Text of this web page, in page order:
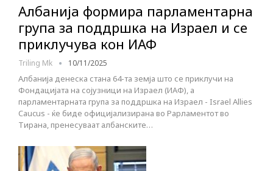
Албанија формира парламентарна
група за поддршка на Израел и се
приклучува кон ИАФ
Triling Mk 10/11/2025
Албанија денеска стана 64-та земја што се приклучи на
Фондацијата на сојузници на Израел (ИАФ), а
парламентарната група за поддршка на Израел - Israel Allies
Caucus - ќе биде официјализирана во Pарламентот во
Тирана, пренесуваат албанските…